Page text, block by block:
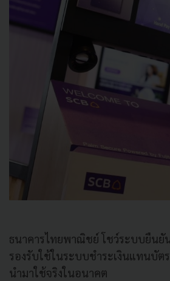
ธนาคารไทยพาณิชย์ โชว์ระบบยืนยั
รองรับใช้ในระบบชำระเงินแทนบัต
นำมาใช้จริงในอนาคต